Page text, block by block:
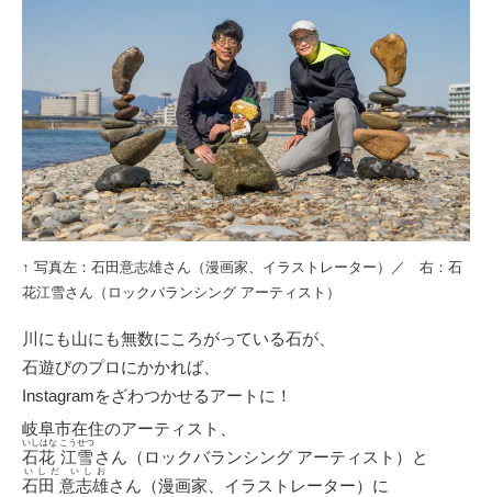
↑ 写真左：石田意志雄さん（漫画家、イラストレーター）／ 右：石
花江雪さん（ロックバランシング アーティスト）
川にも山にも無数にころがっている石が、
石遊びのプロにかかれば、
Instagramをざわつかせるアートに！
岐阜市在住のアーティスト、
石花 江雪
いしはな こうせつ
さん（ロックバランシング アーティスト）と
石田 意志雄
いしだ いしお
さん（漫画家、イラストレーター）に